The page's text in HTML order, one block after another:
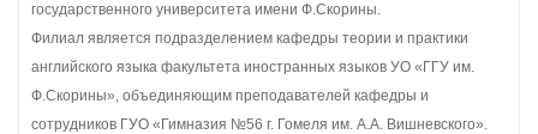
государственного университета имени Ф.Скорины.
Филиал является подразделением кафедры теории и практики
английского языка факультета иностранных языков УО «ГГУ им.
Ф.Скорины», объединяющим преподавателей кафедры и
сотрудников ГУО «Гимназия №56 г. Гомеля им. А.А. Вишневского».